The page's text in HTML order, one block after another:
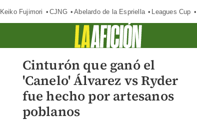
Keiko Fujimori CJNG Abelardo de la Espriella Leagues Cup
Cinturón que ganó el
'Canelo' Álvarez vs Ryder
fue hecho por artesanos
poblanos